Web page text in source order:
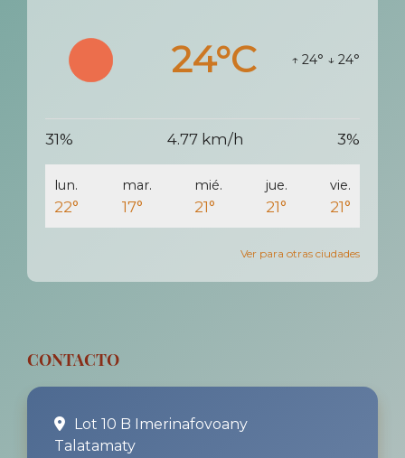
24°C ↑ 24° ↓ 24°
31% 4.77 km/h 3%
lun.
22°
mar.
17°
mié.
21°
jue.
21°
vie.
21°
Ver para otras ciudades
CONTACTO
Lot 10 B Imerinafovoany
Talatamaty